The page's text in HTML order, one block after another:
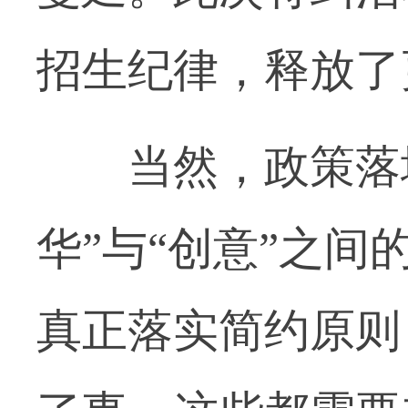
招生纪律，释放
当然，政策落
华”与“创意”之间
真正落实简约原